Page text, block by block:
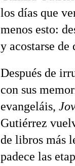
los días que
menos esto:
y acostarse de
Después de
con sus
evangeláis,
Gutiérrez
de libros más
padece las